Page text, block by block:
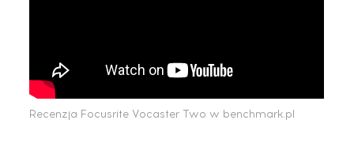
Recenzja Focusrite Vocaster Two w benchmark.pl